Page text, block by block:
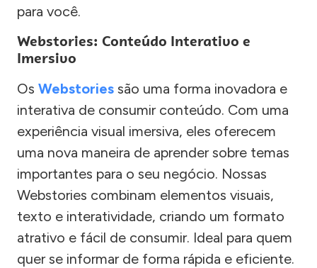
para você.
Webstories: Conteúdo Interativo e
Imersivo
Os Webstories são uma forma inovadora e
interativa de consumir conteúdo. Com uma
experiência visual imersiva, eles oferecem
uma nova maneira de aprender sobre temas
importantes para o seu negócio. Nossas
Webstories combinam elementos visuais,
texto e interatividade, criando um formato
atrativo e fácil de consumir. Ideal para quem
quer se informar de forma rápida e eficiente.